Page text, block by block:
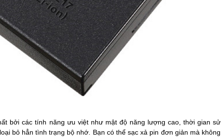
bởi các tính năng ưu việt như mật độ năng lượng cao, thời gian sử
bỏ hẳn tình trạng bộ nhớ. Bạn có thể sạc xả pin đơn giản mà không